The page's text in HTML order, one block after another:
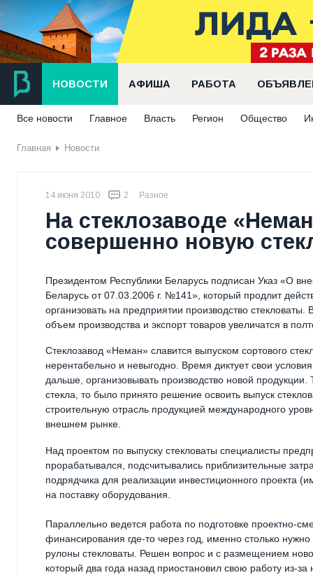
НОВОСТИ АФИША РАБОТА
Все новости Главное Власть Регион Общество
Главная Новости
14 июня 2010 2 Разное
На стеклозаводе
совершенно новую
Президентом Республики Беларусь подписан Указ «О
Беларусь от 07.03.2006 г. №141», который продлит
организовать на предприятии производство
объем производства и экспорт товаров увеличатся в
Стеклозавод «Неман» славится выпуском сортового
нерентабельно и невыгодно. Время диктует свои
дальше, организовывать производство новой
стекла, то было принято решение освоить выпуск
строительную отрасль продукцией международного
внешнем рынке.
Над проектом по выпуску стекловаты специалисты
прорабатывался, подсчитывались приблизительные
подрядчика для реализации инвестиционного проекта
на поставку оборудования.
Параллельно ведется работа по подготовке проектно-
финансирования где-то через год, именно столько
рулоны стекловаты. Решен вопрос и с размещением
который два года назад приостановил свою работу из-за